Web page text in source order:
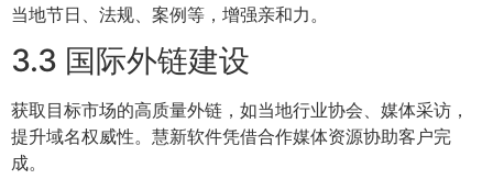
当地节日、法规、案例等，增强亲和力。
3.3 国际外链建设
获取目标市场的高质量外链，如当地行业协会、媒体采访，
提升域名权威性。慧新软件凭借合作媒体资源协助客户完
成。